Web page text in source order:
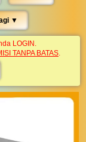
▼︎
LOGIN.
TANPA BATAS.